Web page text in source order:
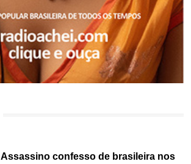
Assassino confesso de brasileira nos